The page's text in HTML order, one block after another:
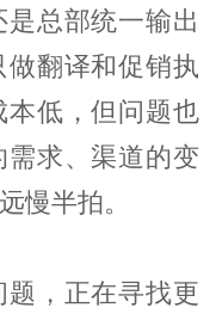
总部统一输出
翻译和促销执
低，但问题也
求、渠道的变
慢半拍。
，正在寻找更